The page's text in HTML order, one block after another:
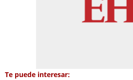
Te puede interesar: